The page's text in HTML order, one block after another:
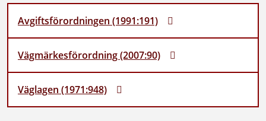
Avgiftsförordningen (1991:191)
Vägmärkesförordning (2007:90)
Väglagen (1971:948)